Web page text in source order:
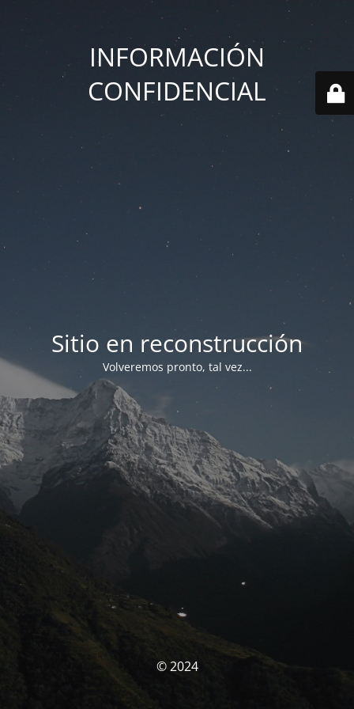
INFORMACIÓN
CONFIDENCIAL
Sitio en reconstrucción
Volveremos pronto, tal vez...
© 2024